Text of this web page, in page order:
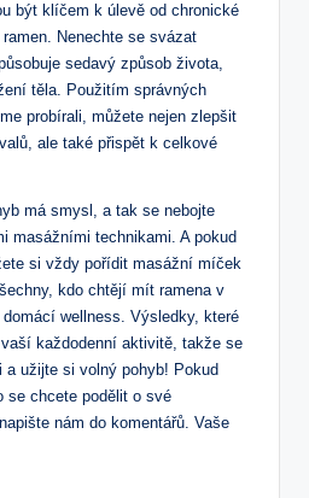
být klíčem k úlevě od chronické
Nenechte se svázat
sedavý způsob života,
těla. Použitím správných
probírali, můžete nejen zlepšit
ale také přispět k celkové
má smysl, a tak se nebojte
masážními technikami. A pokud
si vždy pořídit masážní míček
kdo chtějí mít ramena v
wellness. Výsledky, které
každodenní aktivitě, takže se
užijte si volný pohyb! Pokud
se chcete podělit o své
nám do komentářů. Vaše